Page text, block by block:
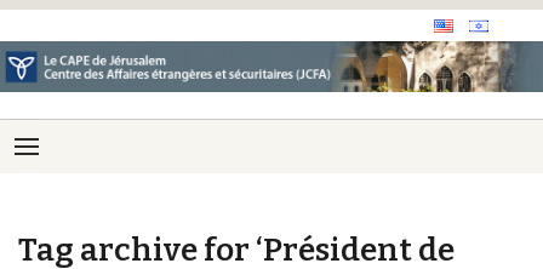
Tag archive for ‘Président de